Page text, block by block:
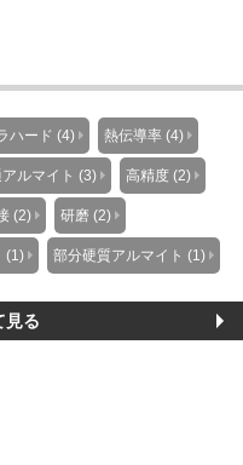
ハード (4) 熱伝導率 (4)
ルマイト (3) 高精度 (2)
(2) 研磨 (2)
(1) 部分硬質アルマイト (1)
見る